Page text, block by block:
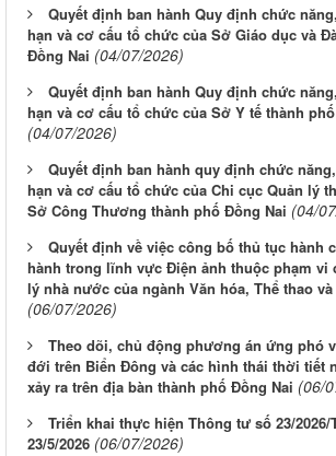
Quyết định ban hành Quy định chức
hạn và cơ cấu tổ chức của Sở Giáo dục và
Đồng Nai (04/07/2026)
Quyết định ban hành Quy định chức
hạn và cơ cấu tổ chức của Sở Y tế thành
(04/07/2026)
Quyết định ban hành quy định chức
hạn và cơ cấu tổ chức của Chi cục Quản lý
Sở Công Thương thành phố Đồng Nai (04/
Quyết định về việc công bố thủ tục hành
hành trong lĩnh vực Điện ảnh thuộc phạm vi
lý nhà nước của ngành Văn hóa, Thể thao
(06/07/2026)
Theo dõi, chủ động phương án ứng phó
đới trên Biển Đông và các hình thái thời tiết
xảy ra trên địa bàn thành phố Đồng Nai (06/
Triển khai thực hiện Thông tư số 23/2026/
23/5/2026 (06/07/2026)